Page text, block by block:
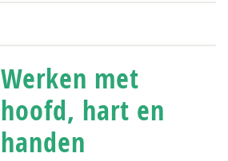
Werken met
hoofd, hart en
handen